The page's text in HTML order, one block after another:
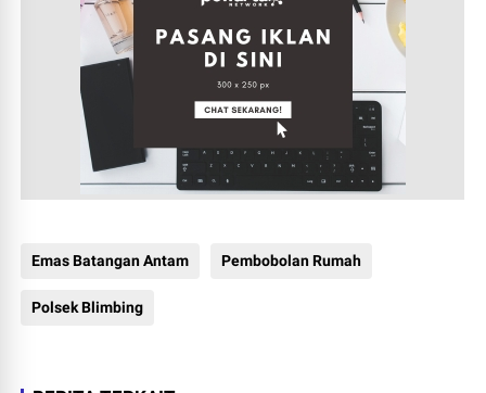
Emas Batangan Antam Pembobolan Rumah
Polsek Blimbing